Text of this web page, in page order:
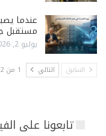
عندما
مستقبل
يوليو 2, 2026
السابق التالي 1 من 12
تابعونا على